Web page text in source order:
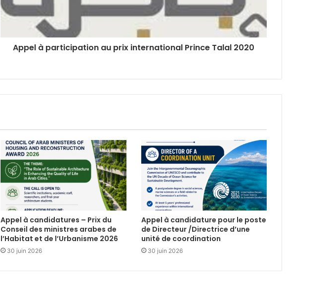
Appel à participation au prix international Prince Talal 2020
Appel à candidatures – Prix du
Conseil des ministres arabes de
l’Habitat et de l’Urbanisme 2026
30 juin 2026
Appel à candidature pour le poste
de Directeur /Directrice d’une
unité de coordination
30 juin 2026